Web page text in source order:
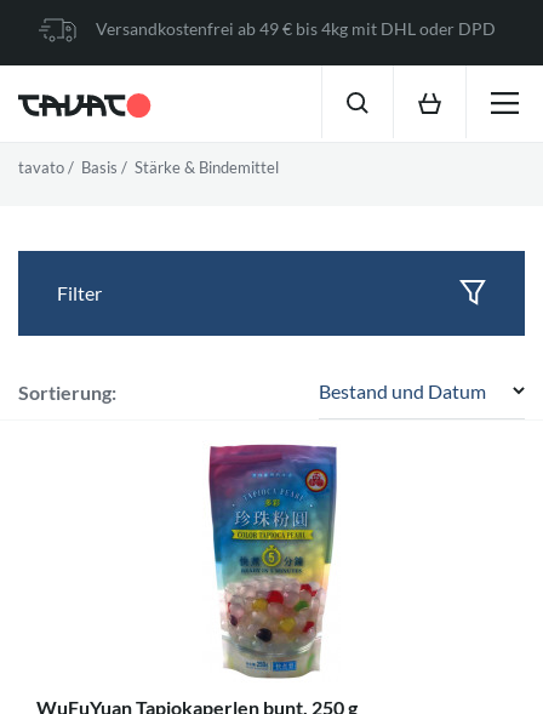
Versandkostenfrei ab 49 € bis 4kg mit DHL oder DPD
tavato Basis Stärke & Bindemittel
Filter
Sortierung: Bestand und Datum
WuFuYuan Tapiokaperlen bunt, 250 g